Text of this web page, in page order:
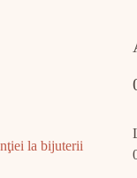
la bijuterii